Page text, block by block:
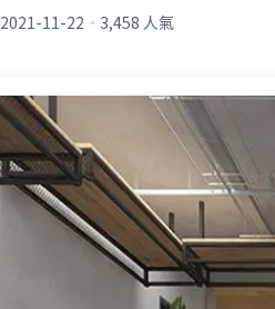
2021-11-22 · 3,458 人氣